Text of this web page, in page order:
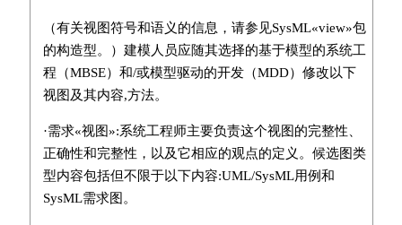
（有关视图符号和语义的信息，请参见SysML«view»包
的构造型。）建模人员应随其选择的基于模型的系统工
程（MBSE）和/或模型驱动的开发（MDD）修改以下
视图及其内容,方法。
·需求«视图»:系统工程师主要负责这个视图的完整性、
正确性和完整性，以及它相应的观点的定义。候选图类
型内容包括但不限于以下内容:UML/SysML用例和
SysML需求图。